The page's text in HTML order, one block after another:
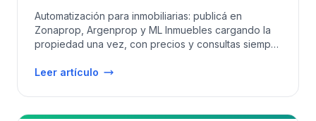
Automatización para inmobiliarias: publicá en
Zonaprop, Argenprop y ML Inmuebles cargando la
propiedad una vez, con precios y consultas siempre
Leer artículo